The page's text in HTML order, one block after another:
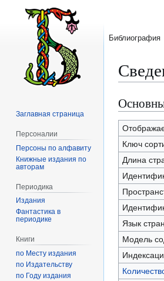
Перейти
к
навигации
Перейти
к
поиску
Ключ
Длина
Язык
Модель
Библиография
Заглавная страница
Персоналии
Персоны по алфавиту
Книжные издания по
авторам
Периодика
Издания
Фантастика в
периодике
Книги
по Месту издания
по Издательству
по Году издания